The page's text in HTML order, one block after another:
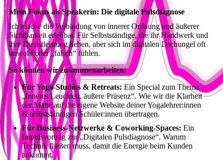
Mein Fokus als Speakerin: Die digitale Pulsdiagnose
Ich mache die Verbindung von innerer Ordnung und äußerer
Sichtbarkeit erlebbar. Für Selbstständige, die ihr Handwerk und
ihre Dienstleistung lieben, aber sich im digitalen Dschungel oft
unwohl oder „falsch“ fühlen.
So können wir zusammenarbeiten:
Für Yoga-Studios & Retreats: Ein Special zum Thema
„Inneres Leuchten, äußere Präsenz“. Wie wir die Klarheit
der Matte auf die eigene Website deiner Yogalehrer:innen
& selbstständigen Schüler:innen übertragen.
Für Business-Netzwerke & Coworking-Spaces: Ein
Impulsvortrag zur „Digitalen Pulsdiagnose“. Warum
Technik fließen muss, damit die Energie beim Kunden
ankommt.